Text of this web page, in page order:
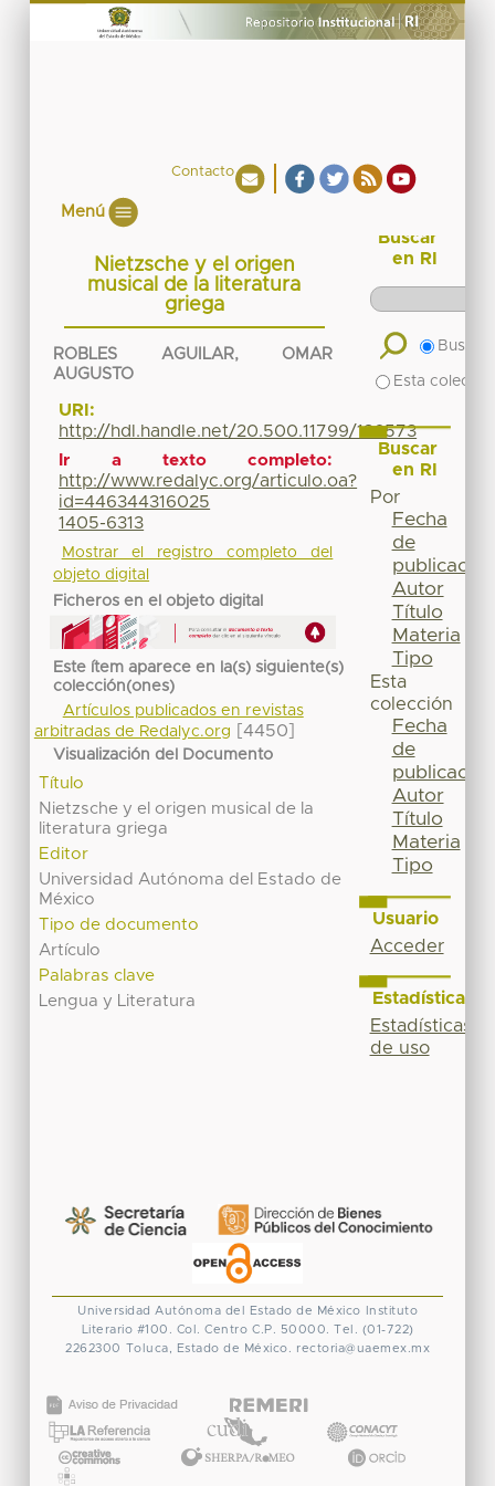
Contacto
Menú
Nietzsche y el origen
musical de la literatura
griega
ROBLES AGUILAR, OMAR
AUGUSTO
URI:
http://hdl.handle.net/20.500.11799/136573
Ir a texto completo:
http://www.redalyc.org/articulo.oa?
id=446344316025
1405-6313
Mostrar el registro completo del
objeto digital
Ficheros en el objeto digital
Este ítem aparece en la(s) siguiente(s)
colección(ones)
Artículos publicados en revistas
arbitradas de Redalyc.org
[4450]
Visualización del Documento
Título
Nietzsche y el origen musical de la
literatura griega
Editor
Universidad Autónoma del Estado de
México
Tipo de documento
Artículo
Palabras clave
Lengua y Literatura
Buscar
en RI
Buscar
Esta
Buscar
en RI
Por
Fecha
de
publicación
Autor
Título
Materia
Tipo
Esta
colección
Fecha
de
publicación
Autor
Título
Materia
Tipo
Usuario
Acceder
Estadísticas
Estadísticas
de uso
Universidad Autónoma del Estado de México
Instituto
Literario #100. Col. Centro C.P. 50000. Tel. (01-722)
2262300 Toluca, Estado de México. rectoria@uaemex.mx